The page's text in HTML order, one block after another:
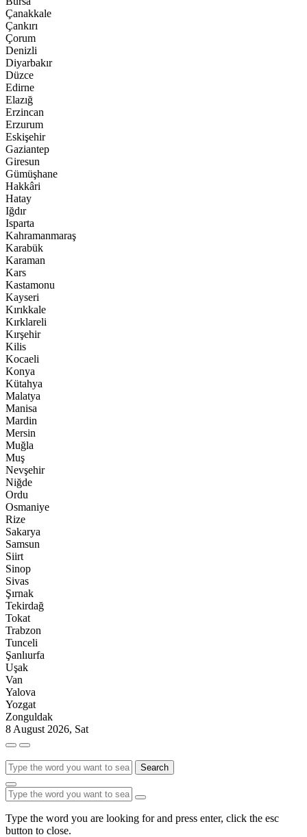
Çanakkale
Çankırı
Çorum
Denizli
Diyarbakır
Düzce
Edirne
Elazığ
Erzincan
Erzurum
Eskişehir
Gaziantep
Giresun
Gümüşhane
Hakkâri
Hatay
Iğdır
Isparta
Kahramanmaraş
Karabük
Karaman
Kars
Kastamonu
Kayseri
Kırıkkale
Kırklareli
Kırşehir
Kilis
Kocaeli
Konya
Kütahya
Malatya
Manisa
Mardin
Mersin
Muğla
Muş
Nevşehir
Niğde
Ordu
Osmaniye
Rize
Sakarya
Samsun
Siirt
Sinop
Sivas
Şırnak
Tekirdağ
Tokat
Trabzon
Tunceli
Şanlıurfa
Uşak
Van
Yalova
Yozgat
Zonguldak
8 August 2026, Sat
Search
Type the word you are looking for and press enter, click the esc
button to close.